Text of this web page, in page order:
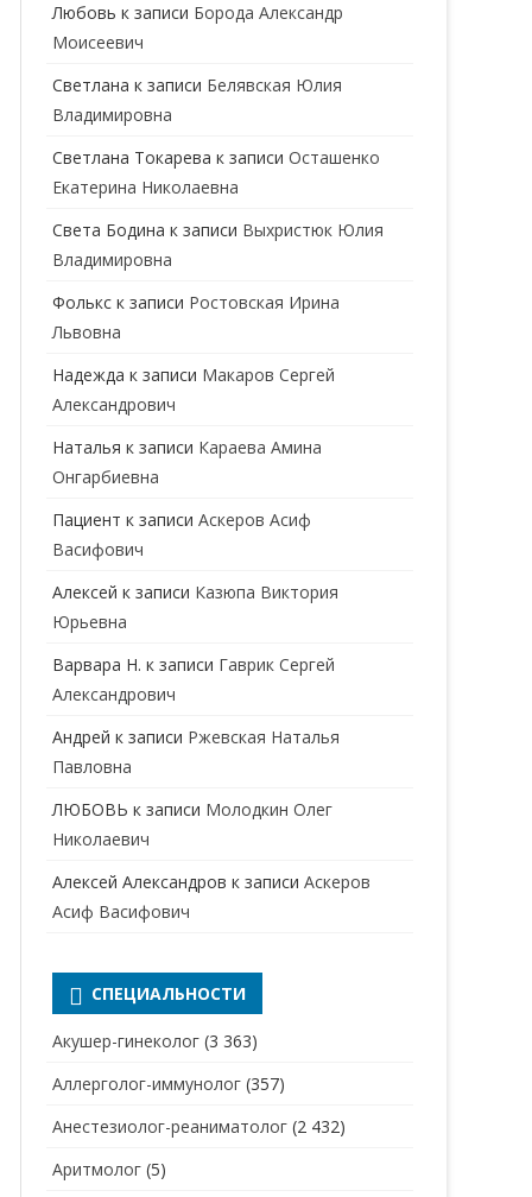
ГИНЕКОЛОГ
ГОМЕОПАТ
ДЕРМАТОЛОГ
ДЕТСКИЕ ВРАЧИ ДЕТСКИЙ КАРДИОЛОГ
ДЕТСКИЙ ХИРУРГ
ПЕРИНАТАЛЬНЫЙ ПСИХОЛОГ
КАРДИОЛОГ
КОСМЕТОЛОГ
МАССАЖИСТ
НАРКОЛОГ
НЕВРОПАТОЛОГ
НЕФРОЛОГ
ОТОЛАРИНГОЛОГ
ОФТАЛЬМОЛОГ
ПРОКТОЛОГ
РЕВМАТОЛОГ
РЕНТГЕНОЛОГ
СТОМАТОЛОГ
СТОМАТОЛОГ-ОРТОДОНТ
Любовь к записи Борода Александр
Моисеевич
Светлана к записи Белявская Юлия
Владимировна
Cветлана Токарева к записиОсташенко
Екатерина Николаевна
Света Бодина к записи Выхристюк Юлия
Владимировна
Фолькс к записи Ростовская Ирина
Львовна
Надежда к записи Макаров Сергей
Александрович
Наталья к записи Караева Амина
Онгарбиевна
Пациент к записиАскеров Асиф
Васифович
Алексей к записи Казюпа Виктория
Юрьевна
Варвара Н. к записи Гаврик Сергей
Александрович
Андрей к записи Ржевская Наталья
Павловна
ЛЮБОВЬ к записи Молодкин Олег
Николаевич
Алексей Александров к записиАскеров
Асиф Васифович
СПЕЦИАЛЬНОСТИ
Акушер-гинеколог (3 363)
Аллерголог-иммунолог (357)
Анестезиолог-реаниматолог (2 432)
Аритмолог (5)